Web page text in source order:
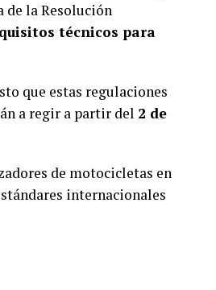
de la Resolución
técnicos para
que estas regulaciones
a regir a partir del 2 de
de motocicletas en
internacionales